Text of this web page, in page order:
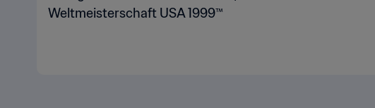
Weltmeisterschaft USA 1999™